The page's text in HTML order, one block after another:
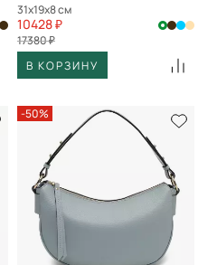
31x19x8 см
10428 ₽
17380 ₽
В КОРЗИНУ
-50%